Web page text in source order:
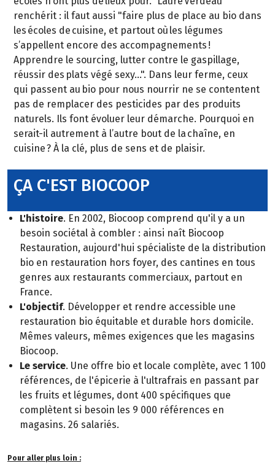
renchérit : il faut aussi "faire plus de place au bio dans
les écoles de cuisine, et partout où les légumes
s’appellent encore des accompagnements !
Apprendre le sourcing, lutter contre le gaspillage,
réussir des plats végé sexy…". Dans leur ferme, ceux
qui passent au bio pour nous nourrir ne se contentent
pas de remplacer des pesticides par des produits
naturels. Ils font évoluer leur démarche. Pourquoi en
serait-il autrement à l’autre bout de la chaîne, en
cuisine ? À la clé, plus de sens et de plaisir.
ÇA C'EST BIOCOOP
L'histoire. En 2002, Biocoop comprend qu'il y a un
besoin sociétal à combler : ainsi naît Biocoop
Restauration, aujourd'hui spécialiste de la distribution
bio en restauration hors foyer, des cantines en tous
genres aux restaurants commerciaux, partout en
France.
L'objectif. Développer et rendre accessible une
restauration bio équitable et durable hors domicile.
Mêmes valeurs, mêmes exigences que les magasins
Biocoop.
Le service. Une offre bio et locale complète, avec 1 100
références, de l'épicerie à l'ultrafrais en passant par
les fruits et légumes, dont 400 spécifiques que
complètent si besoin les 9 000 références en
magasins. 26 salariés.
Pour aller plus loin :